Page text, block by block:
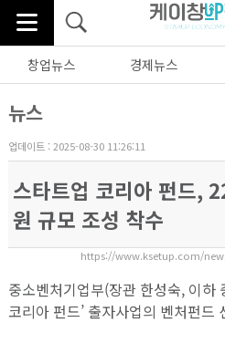
창업뉴스 경제뉴스
뉴스
업데이트 : 2025-08-30 11:26:11
스타트업 코리아 펀드,
원 규모 조성 착수
https://www.ksetup.com/
중소벤처기업부(장관 한성숙, 이하
코리아 펀드’ 출자사업의 벤처펀드